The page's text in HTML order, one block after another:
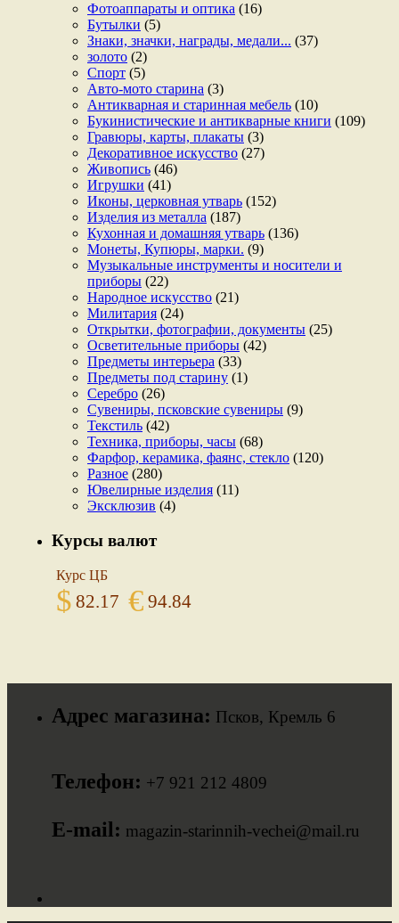
Фотоаппараты и оптика (16)
Бутылки (5)
Знаки, значки, награды, медали... (37)
золото (2)
Спорт (5)
Авто-мото старина (3)
Антикварная и старинная мебель (10)
Букинистические и антикварные книги (109)
Гравюры, карты, плакаты (3)
Декоративное искусство (27)
Живопись (46)
Игрушки (41)
Иконы, церковная утварь (152)
Изделия из металла (187)
Кухонная и домашняя утварь (136)
Монеты, Купюры, марки. (9)
Музыкальные инструменты и носители и
приборы (22)
Народное искусство (21)
Милитария (24)
Открытки, фотографии, документы (25)
Осветительные приборы (42)
Предметы интерьера (33)
Предметы под старину (1)
Серебро (26)
Сувениры, псковские сувениры (9)
Текстиль (42)
Техника, приборы, часы (68)
Фарфор, керамика, фаянс, стекло (120)
Разное (280)
Ювелирные изделия (11)
Эксклюзив (4)
Курсы валют
Курс ЦБ
$ 82.17 € 94.84
Адрес магазина: Псков, Кремль 6
Телефон: +7 921 212 4809
E-mail: magazin-starinnih-vechei@mail.ru